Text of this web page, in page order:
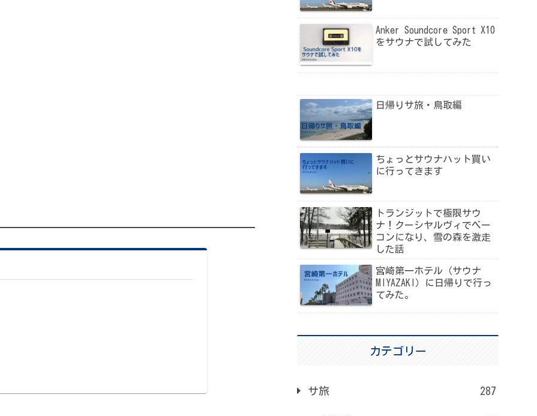
Anker Soundcore Sport X10
をサウナで試してみた
日帰りサ旅・鳥取編
ちょっとサウナハット買い
に行ってきます
トランジットで極限サウ
ナ！クーシヤルヴィでベー
コンになり、雪の森を激走
した話
宮崎第一ホテル（サウナ
MIYAZAKI）に日帰りで行っ
てみた。
カテゴリー
サ旅 287